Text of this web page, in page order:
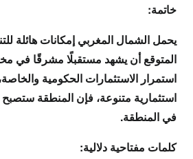
خاتمة:
يحمل الشمال المغربي إمكانات هائلة
المتوقع أن يشهد مستقبلًا مشرقًا في
استمرار الاستثمارات الحكومية
استثمارية متنوعة، فإن المنطقة ستصبح
في المنطقة.
كلمات مفتاحية دلالية: